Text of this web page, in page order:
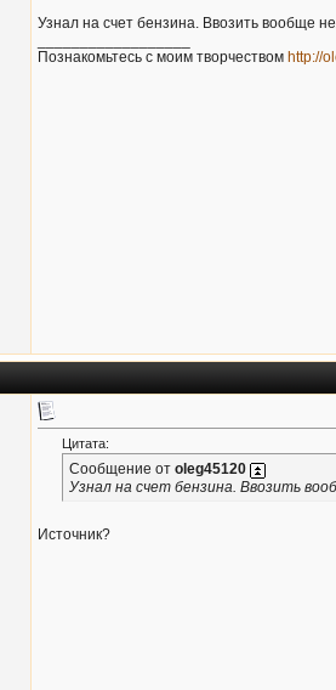
Узнал на счет бензина. Ввозить вообще
Познакомьтесь с моим творчеством http://
Цитата:
Сообщение от oleg45120
Узнал на счет бензина. Ввозить
Источник?